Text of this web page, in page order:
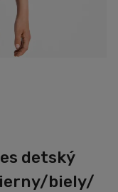
detský
biely/